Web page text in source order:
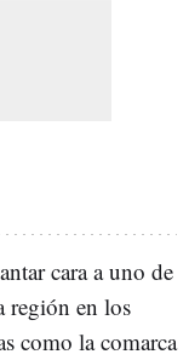
cara a uno de
región en los
como la comarca